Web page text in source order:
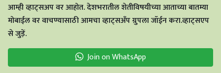
आम्ही व्हाट्सअप वर आहोत. देशभरातील शेतीविषयीच्या आताच्या बातम्या
मोबाईल वर वाचण्यासाठी आमचा व्हाट्सअँप ग्रुपला जॉईन करा.व्हाट्सएप
से जुड़ें.
Join on WhatsApp